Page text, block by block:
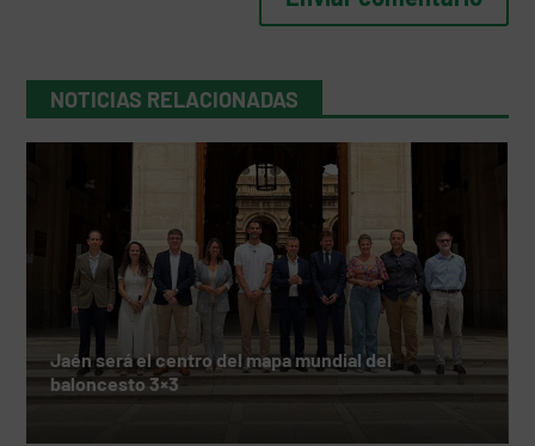
NOTICIAS RELACIONADAS
Jaén será el centro del mapa mundial del
baloncesto 3×3